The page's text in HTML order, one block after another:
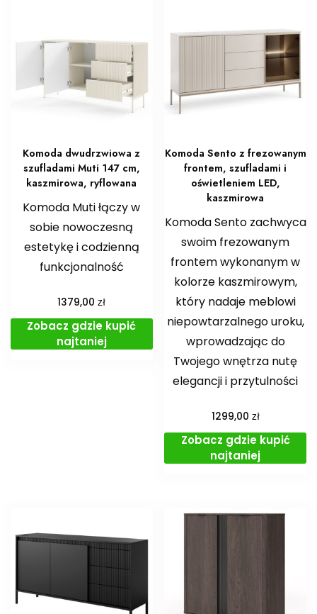
Komoda dwudrzwiowa z
szufladami Muti 147 cm,
kaszmirowa, ryflowana
Komoda Muti łączy w
sobie nowoczesną
estetykę i codzienną
funkcjonalność
1379,00zł
Zobacz gdzie kupić
najtaniej
Komoda Sento z frezowanym
frontem, szufladami i
oświetleniem LED,
kaszmirowa
Komoda Sento zachwyca
swoim frezowanym
frontem wykonanym w
kolorze kaszmirowym,
który nadaje meblowi
niepowtarzalnego uroku,
wprowadzając do
Twojego wnętrza nutę
elegancji i przytulności
1299,00 zł
Zobacz gdzie kupić
najtaniej